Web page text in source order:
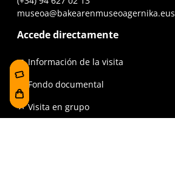
museoa@bakearenmuseoagernika.eus
Accede directamente
Información de la visita
Fondo documental
Visita en grupo